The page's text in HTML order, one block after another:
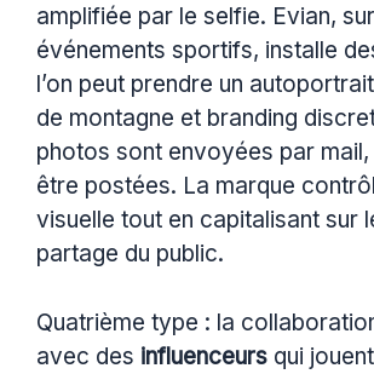
amplifiée par le selfie. Evian,
événements sportifs, installe
l’on peut prendre un
de montagne et branding
photos sont envoyées par
être postées. La marque
visuelle tout en capitalisant sur
partage du public.
Quatrième type : la
avec des influenceurs qui